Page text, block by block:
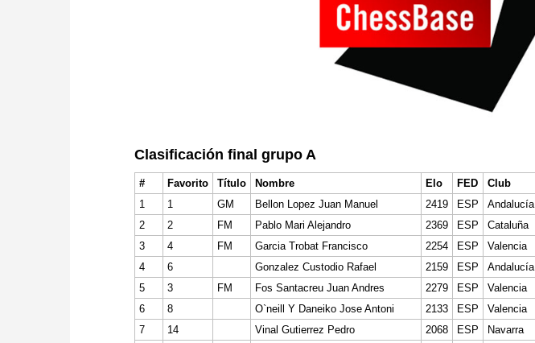
Clasificación final grupo A
# Favorito Título Nombre Elo FED Club
1
1 GM Bellon Lopez Juan Manuel 2419 ESP Andalucía
2
2 FM Pablo Mari Alejandro 2369 ESP Cataluña
3
4 FM Garcia Trobat Francisco 2254 ESP Valencia
4
6 Gonzalez Custodio Rafael 2159 ESP Andalucía
5
3 FM Fos Santacreu Juan Andres 2279 ESP Valencia
6
8 O`neill Y Daneiko Jose Antoni 2133 ESP Valencia
7
14 Vinal Gutierrez Pedro 2068 ESP Navarra